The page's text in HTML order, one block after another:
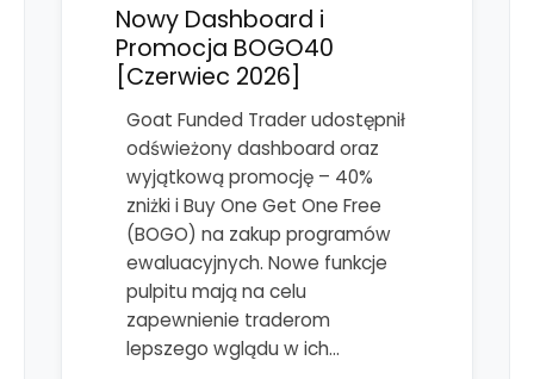
Nowy Dashboard i
Promocja BOGO40
[Czerwiec 2026]
Goat Funded Trader udostępnił
odświeżony dashboard oraz
wyjątkową promocję – 40%
zniżki i Buy One Get One Free
(BOGO) na zakup programów
ewaluacyjnych. Nowe funkcje
pulpitu mają na celu
zapewnienie traderom
lepszego wglądu w ich…